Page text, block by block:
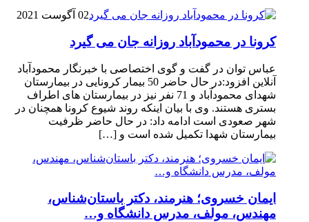
02 آگوست 2021
کرونا در محمودآباد روزانه جان می گیرد
عباس توان در گفت و گوی اختصاصی با خبرنگار محمودآباد
آنلاین افزود:در حال حاضر 50 بیمار کرونایی در بیمارستان
شهدای محمودآباد و 71 نفر نیز در بیمارستان های اطراف
بستری هستند. وی با بیان اینکه روند شیوع کرونا همچنان در
شهر صعودی است ادامه داد: در حال حاضر ظرفیت
بیمارستان شهدا تکمیل شده است و […]
ایمان خسروی؛ هنرمند، دکتر باستان‌شناس،
مهندس، مولف، مدرس دانشگاه و…